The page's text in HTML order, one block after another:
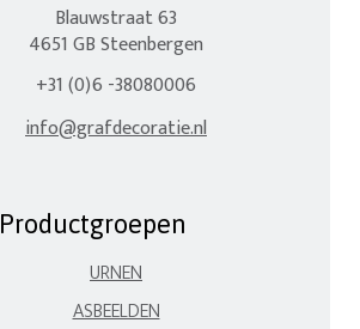
Blauwstraat 63
4651 GB Steenbergen
+31 (0)6 -38080006
info@grafdecoratie.nl
Productgroepen
URNEN
ASBEELDEN